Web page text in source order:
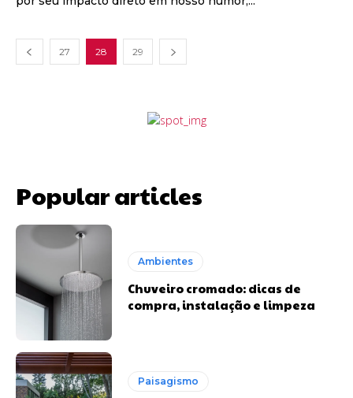
27 28 29
Popular articles
Ambientes
Chuveiro cromado: dicas de
compra, instalação e limpeza
Paisagismo